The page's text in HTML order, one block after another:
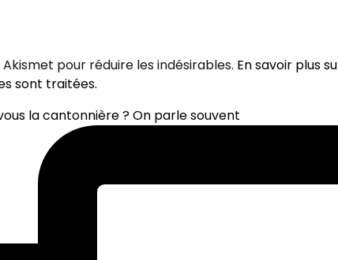
pour réduire les indésirables. En savoir plus
sont traitées.
la cantonnière ? On parle souvent